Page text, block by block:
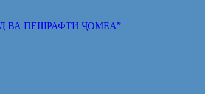
ВА ПЕШРАФТИ ҶОМЕА”